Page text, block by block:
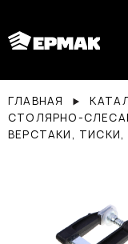
ГЛАВНАЯ
СТОЛЯРНО-
ВЕРСТАКИ,